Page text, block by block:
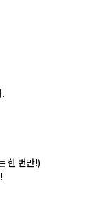
.
한 번만!)